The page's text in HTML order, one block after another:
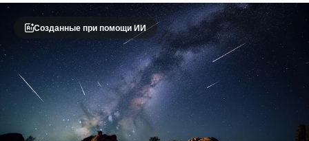
Созданные при помощи ИИ